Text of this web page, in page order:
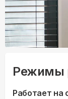
Режимы
Работает на